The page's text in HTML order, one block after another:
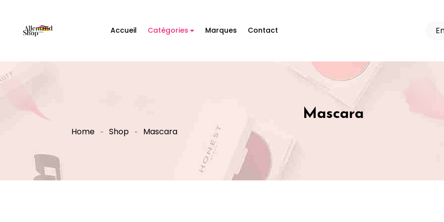
Accueil Catégories Marques Contact
Mascara
Home Shop Mascara